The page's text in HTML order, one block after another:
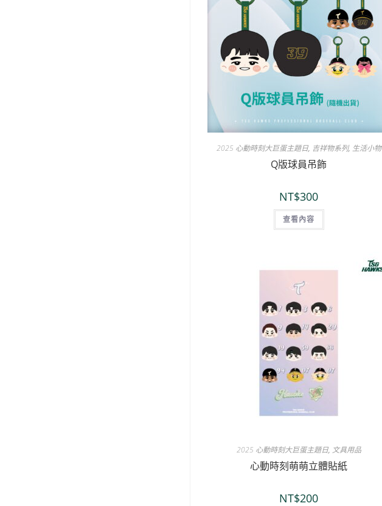
2025 心動時刻大巨蛋主題日, 吉祥物系列, 生活小物
Q版球員吊飾
NT$300
查看內容
2025 心動時刻大巨蛋主題日, 文具用品
心動時刻萌萌立體貼紙
NT$200